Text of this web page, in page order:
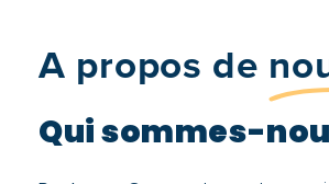
A propos de
Qui sommes-